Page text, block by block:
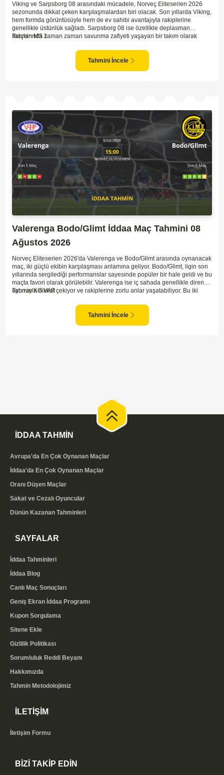
Viking ve Sarpsborg 08 arasındaki mücadele, Norveç Eliteserien 2026
sezonunda dikkat çeken karşılaşmalardan biri olacak. Son yıllarda Viking,
hem formda görüntüsüyle hem de ev sahibi avantajıyla rakiplerine
genellikle üstünlük sağladı. Sarpsborg 08 ise özellikle deplasman
maçlarında zaman zaman savunma zafiyeti yaşayan bir takım olarak
yapıyor. Sarpsborg'un ise sürpriz yapabilme potansiyeli olsa da,
genellikle güçlü rakipler karşısında tutunmakta zorlandıkları biliniyor. Bu
doğrultuda, Viking'in galibiyete yakın olabileceği bir maç beklenebilir.
Tahmin MS 1
Tahmini İncele
Valerenga Bodo/Glimt İddaa Maç Tahmini 08
Ağustos 2026
Norveç Eliteserien 2026'da Valerenga ve Bodo/Glimt arasında oynanacak
maç, iki güçlü ekibin karşılaşması anlamına geliyor. Bodo/Glimt, ligin son
yıllarında sergilediği performanslar sayesinde popüler bir hale geldi ve bu
maçta favori olarak görülebilir. Valerenga ise iç sahada genellikle dirençli
oyunuyla dikkat çekiyor ve rakiplerine zorlu anlar yaşatabiliyor. Bu iki
karşılaşmalara tanık olabiliyoruz. Taraftar desteğini arkasına alarak
sahasında etkili performans sergileyen Valerenga, Bodo/Glimt karşısında
gol bulmakta zorlanmayabilir. Aynı şekilde, Bodo/Glimt'in de hücum gücü
Tahmin KG VAR
Tahmini İncele
İDDAA TAHMİN
Avrupa'da En Çok Oynanan Maçlar
İddaa'da En Çok Oynanan Maçlar
Oranı Düşen Maçlar
Sakat ve Cezalı Oyuncular
Dünün Kazanan Tahminleri
SAYFALAR
İddaa Tahminleri
İddaa Blog
Canlı Maç Sonuçları
Geniş Ekran İddaa Programı
Kupon Sorgulama
Sitene Ekle
Gizlilik Politikası
Sorumluluk Reddi Beyanı
Hakkımızda
Tahmin Metodolojimiz
İLETİŞİM
İletişim Formu
BİZİ TAKİP EDİN